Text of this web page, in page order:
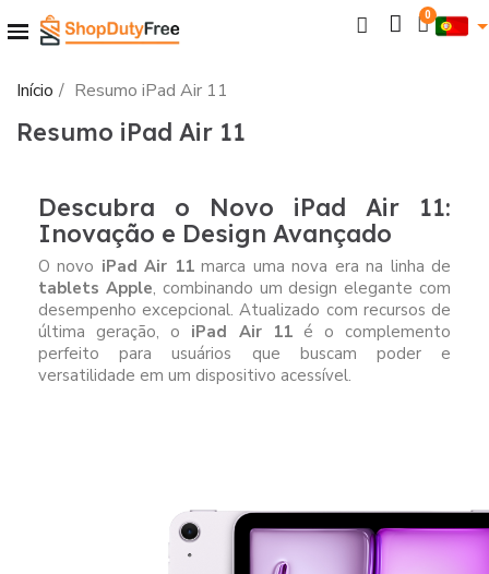
Início Resumo iPad Air 11
Resumo iPad Air 11
Descubra o Novo iPad Air 11:
Inovação e Design Avançado
O novo iPad Air 11marca uma nova era na linha de
tablets Apple, combinando um design elegante com
desempenho excepcional. Atualizado com recursos de
última geração, o iPad Air 11é o complemento
perfeito para usuários que buscam poder e
versatilidade em um dispositivo acessível.